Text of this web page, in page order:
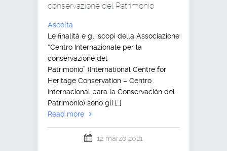
conservazione del Patrimonio
Ascolta
Le finalità e gli scopi della Associazione
“Centro Internazionale per la
conservazione del
Patrimonio” (International Centre for
Heritage Conservation – Centro
Internacional para la Conservación del
Patrimonio) sono gli […]
Read more
12 marzo 2021